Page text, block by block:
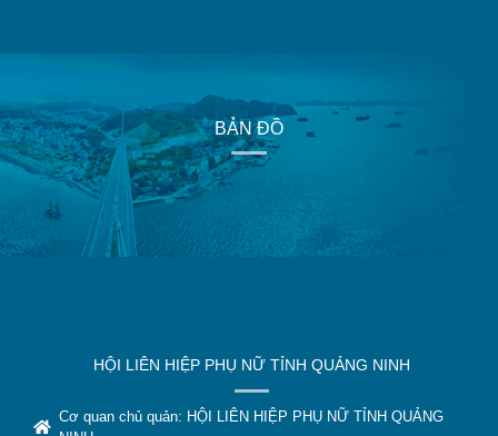
BẢN ĐỒ
HỘI LIÊN HIỆP PHỤ NỮ TỈNH QUẢNG NINH
Cơ quan chủ quản: HỘI LIÊN HIỆP PHỤ NỮ TỈNH QUẢNG